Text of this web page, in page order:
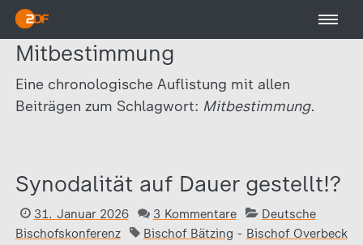
Mitbestimmung
Eine chronologische Auflistung mit allen
Beiträgen zum Schlagwort: Mitbestimmung.
Synodalität auf Dauer gestellt!?
31. Januar 2026 3 Kommentare
Deutsche
Bischofskonferenz
Bischof Bätzing - Bischof Overbeck